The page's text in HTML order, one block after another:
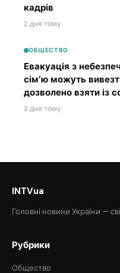
кадрів
2 дня тому
ОБЩЕСТВО
Евакуація з
сім’ю можуть
дозволено взяти із
3 дня тому
INTVua
Головні новини України —
Рубрики
Общество